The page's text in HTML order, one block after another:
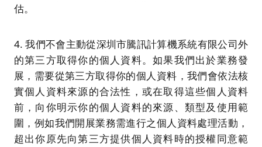
估。
4. 我們不會主動從深圳市騰訊計算機系統有限公司外
的第三方取得你的個人資料。如果我們出於業務發
展，需要從第三方取得你的個人資料，我們會依法核
實個人資料來源的合法性，或在取得這些個人資料
前，向你明示你的個人資料的來源、類型及使用範
圍，例如我們開展業務需進行之個人資料處理活動，
超出你原先向第三方提供個人資料時的授權同意範